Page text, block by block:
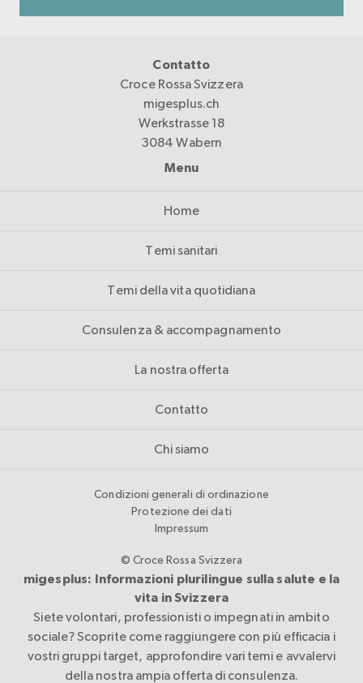
Contatto
Croce Rossa Svizzera
migesplus.ch
Werkstrasse 18
3084 Wabern
Menu
Home
Temi sanitari
Temi della vita quotidiana
Consulenza & accompagnamento
La nostra offerta
Contatto
Chi siamo
Condizioni generali di ordinazione
Protezione dei dati
Impressum
© Croce Rossa Svizzera
migesplus: Informazioni plurilingue sulla salute e la
vita in Svizzera
Siete volontari, professionisti o impegnati in ambito
sociale? Scoprite come raggiungere con più efficacia i
vostri gruppi target, approfondire vari temi e avvalervi
della nostra ampia offerta di consulenza.